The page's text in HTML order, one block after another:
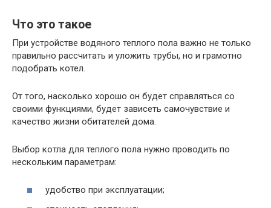
Что это такое
При устройстве водяного теплого пола важно не только
правильно рассчитать и уложить трубы, но и грамотно
подобрать котел.
От того, насколько хорошо он будет справляться со
своими функциями, будет зависеть самочувствие и
качество жизни обитателей дома.
Выбор котла для теплого пола нужно проводить по
нескольким параметрам:
удобство при эксплуатации;